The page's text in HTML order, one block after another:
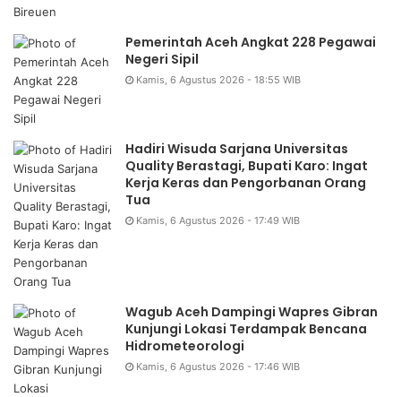
Pemerintah Aceh Angkat 228 Pegawai
Negeri Sipil
Kamis, 6 Agustus 2026 - 18:55 WIB
Hadiri Wisuda Sarjana Universitas
Quality Berastagi, Bupati Karo: Ingat
Kerja Keras dan Pengorbanan Orang
Tua
Kamis, 6 Agustus 2026 - 17:49 WIB
Wagub Aceh Dampingi Wapres Gibran
Kunjungi Lokasi Terdampak Bencana
Hidrometeorologi
Kamis, 6 Agustus 2026 - 17:46 WIB